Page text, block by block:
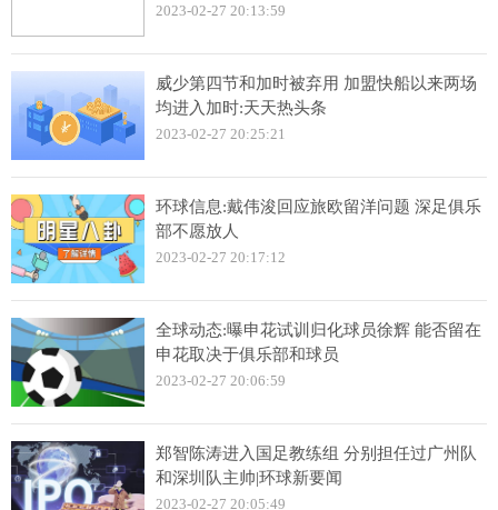
2023-02-27 20:13:59
威少第四节和加时被弃用 加盟快船以来两场
均进入加时:天天热头条
2023-02-27 20:25:21
环球信息:戴伟浚回应旅欧留洋问题 深足俱乐
部不愿放人
2023-02-27 20:17:12
全球动态:曝申花试训归化球员徐辉 能否留在
申花取决于俱乐部和球员
2023-02-27 20:06:59
郑智陈涛进入国足教练组 分别担任过广州队
和深圳队主帅|环球新要闻
2023-02-27 20:05:49